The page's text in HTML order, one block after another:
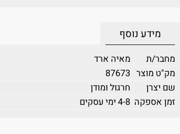
מידע נוסף
מחבר/ת
מאיה ארד
מק"ט מוצר 87673
שם יצרן
חרגול ומודן
זמן אספקה 4-8 ימי עסקים